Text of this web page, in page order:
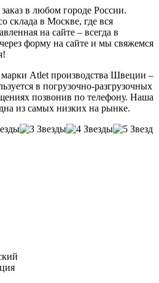
в любом городе России.
склада в Москве, где вся
на сайте – всегда в
форму на сайте и мы свяжемся
Atlet производства Швеции –
в погрузочно-разгрузочных
позвонив по телефону. Наша
из самых низких на рынке.